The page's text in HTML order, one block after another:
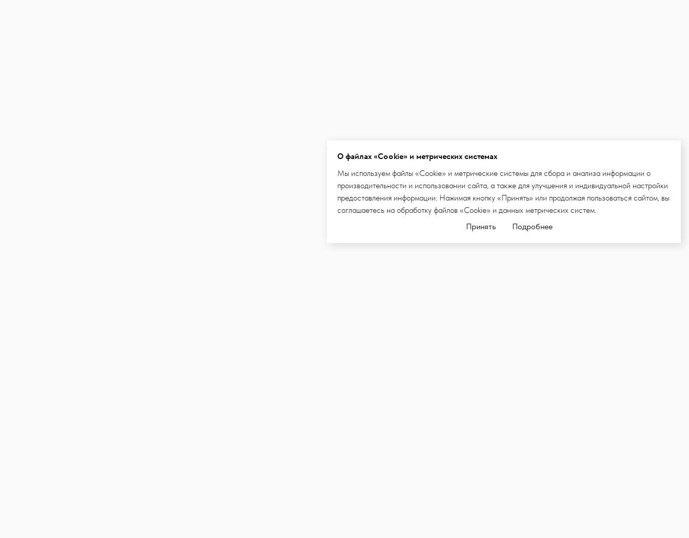
О файлах «Cookie» и метрических системах
Мы используем файлы «Cookie» и метрические системы для сбора и анализа информации о
производительности и использовании сайта, а также для улучшения и индивидуальной настройки
предоставления информации. Нажимая кнопку «Принять» или продолжая пользоваться сайтом, вы
соглашаетесь на обработку файлов «Cookie» и данных метрических систем.
Принять
Подробнее